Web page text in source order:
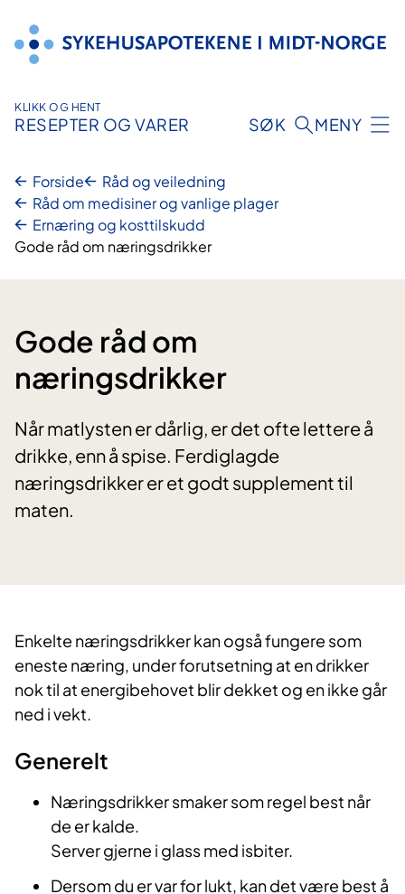
innhold
KLIKK OG HENT
RESEPTER OG VARER SØK MENY
Forside
Råd og veiledning
Råd om medisiner og vanlige plager
Ernæring og kosttilskudd
Gode råd om næringsdrikker
Gode råd om
næringsdrikker
Når matlysten er dårlig, er det ofte lettere å
drikke, enn å spise. Ferdiglagde
næringsdrikker er et godt supplement til
maten.
​Enkelte næringsdrikker kan også fungere som
eneste næring, under forutsetning at en drikker
nok til at energibehovet blir dekket og en ikke går
ned i vekt.
Generelt
Næringsdrikker smaker som regel best når
de er kalde.
Server gjerne i glass med isbiter.
Dersom du er var for lukt, kan det være best å